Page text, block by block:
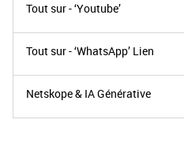
Tout sur - ‘Youtube’
Tout sur - ‘WhatsApp’ Lien
Netskope & IA Générative